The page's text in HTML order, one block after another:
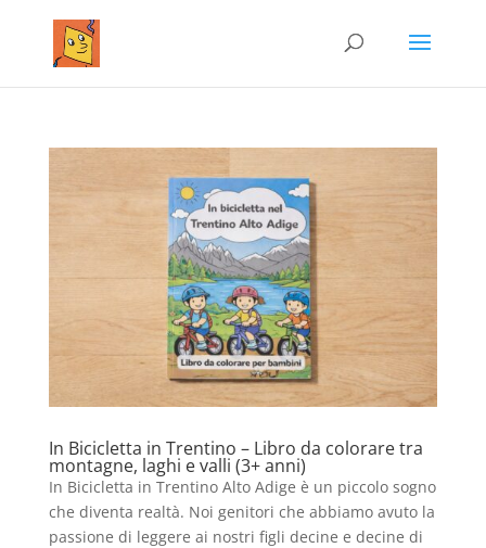
In Bicicletta in Trentino – Libro da colorare tra
montagne, laghi e valli (3+ anni)
In Bicicletta in Trentino Alto Adige è un piccolo sogno
che diventa realtà. Noi genitori che abbiamo avuto la
passione di leggere ai nostri figli decine e decine di